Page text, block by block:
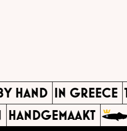
BY HAND IN GREECE